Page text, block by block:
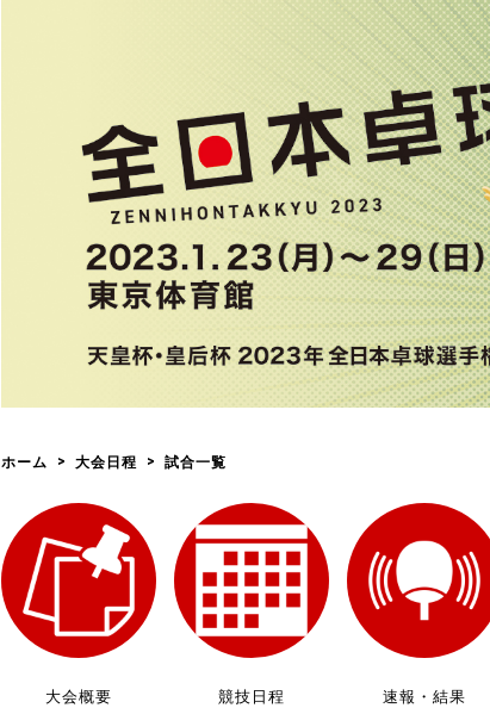
国内ランキング
大会・試合
プレスリリース
競技者(パスウェイ)・審判
その他
男子ナショナルチーム選
男子世界ランキング
女子世界ランキング
各種選考基準
強化スタッフ
卓球の基本的なルール
観戦ガイド
協会会員登録
ゼッケンについて
競技者育成事業
公認資格者名簿
公認品一覧
公認メーカー一覧
卓球協会のミッション
会長あいさつ
関連団体代表委員など
規程・お見舞い制度
ハンドブックデータ
国際交流届申込みフォーム
国際大会自主参加申請
競技ウエア広告申請
審判員ネームプレート制作
申込
ホーム 大会日程 試合一覧
大会概要 競技日程 速報・結果